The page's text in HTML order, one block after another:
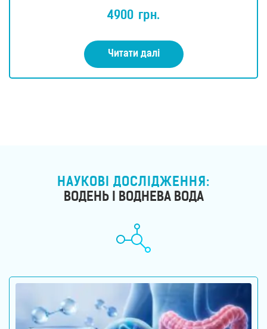
5
4900 грн.
Читати далі
НАУКОВІ ДОСЛІДЖЕННЯ:
ВОДЕНЬ І ВОДНЕВА ВОДА